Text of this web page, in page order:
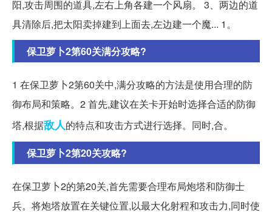
阳,攻击周围的道具,左右上角各建一个风扇。 3、两边的道
具清除后,把太阳卖掉建到上面去,左边建一个魔... 1。
保卫萝卜2第60关满分攻略?
1 在保卫萝卜2第60关中,满分攻略的方法是使用合理的防
御布局和策略。2 首先,建议在关卡开始时选择合适的防御
塔,根据敌人的特点和攻击方式进行选择。同时,合。
保卫萝卜2第20关攻略?
在保卫萝卜2的第20关,首先需要合理布局炮塔和防御士
兵。将炮塔放置在关键位置,以最大化射程和攻击力,同时使